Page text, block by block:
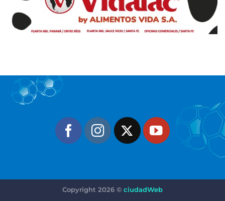
Copyright 2026 © ciudadWeb